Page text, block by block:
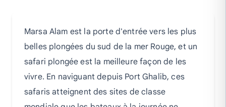
Marsa Alam est la porte d'entrée vers les plus
belles plongées du sud de la mer Rouge, et un
safari plongée est la meilleure façon de les
vivre. En naviguant depuis Port Ghalib, ces
safaris atteignent des sites de classe